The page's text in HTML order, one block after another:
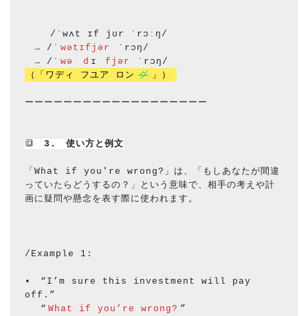
/ˈwʌt ɪf jʊr ˈrɔːŋ/
→ /ˈ wətɪfjər
ˈrɔŋ/
→ /ˈ wə d ɪ fjər
ˈrɔŋ/
（「ワディ フユア ロン グ 」）
ーーーーーーーーーーーーーーーーーーー
🔳 3.　使い方と 例文
「What if you're wrong?」は、「もしあなたが間違
っていたらどうするの？」という意味で、相手の考えや計
画に疑問や懸念を表す際に使われます。
/Example 1:
•　“I’m sure this investment will pay
off.”
“ What if you’re wrong? ”